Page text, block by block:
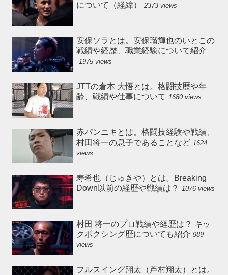
について（経緯）
2373 views
安保ソラとは。安保瑠輝也のいとこの
戦績や経歴、職業経験について紹介
1975 views
JTTの倉本 大悟とは。格闘技歴や年
齢、戦績や仕事について 1680 views
赤パンニキとは。格闘技経験や戦績、
村田将一の息子であることなど 1624
views
寿希也（じゅきや）とは。Breaking
Down以前の経歴や戦績は？ 1076 views
村田 将一のプロ戦績や経歴は？ キッ
クボクシング歴についても紹介 989
views
フルスイング翔太（芦村翔太）とは。